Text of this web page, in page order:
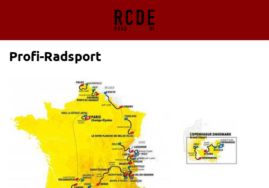
Profi-Radsport